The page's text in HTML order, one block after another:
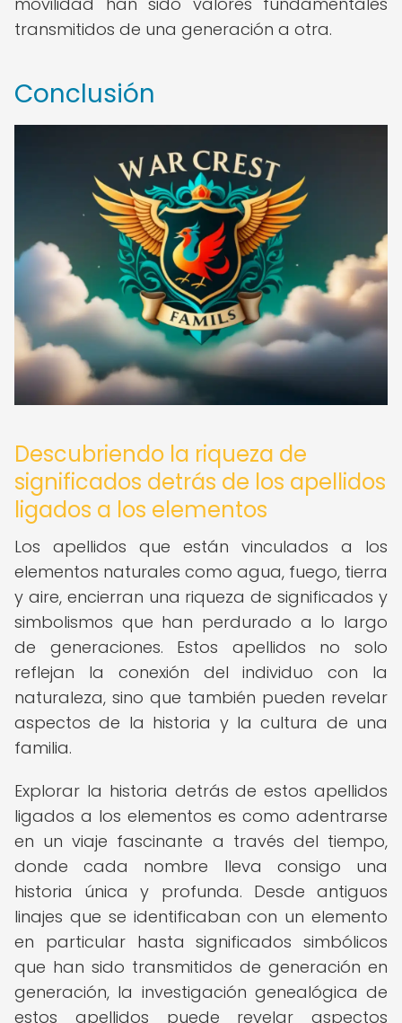
transmitidos de una generación a otra.
Conclusión
Descubriendo la riqueza de
significados detrás de los apellidos
ligados a los elementos
Los apellidos que están vinculados a los
elementos naturales como agua, fuego, tierra
y aire, encierran una riqueza de significados y
simbolismos que han perdurado a lo largo
de generaciones. Estos apellidos no solo
reflejan la conexión del individuo con la
naturaleza, sino que también pueden revelar
aspectos de la historia y la cultura de una
familia.
Explorar la historia detrás de estos apellidos
ligados a los elementos es como adentrarse
en un viaje fascinante a través del tiempo,
donde cada nombre lleva consigo una
historia única y profunda. Desde antiguos
linajes que se identificaban con un elemento
en particular hasta significados simbólicos
que han sido transmitidos de generación en
generación, la investigación genealógica de
estos apellidos puede revelar aspectos